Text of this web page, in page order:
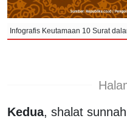
Infografis Keutamaan 10 Surat
Kedua, shalat